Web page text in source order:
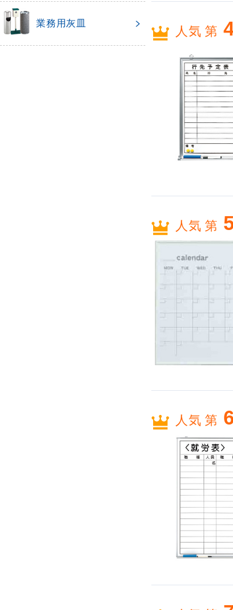
人気 第
人気 第
人気 第
業務用灰皿